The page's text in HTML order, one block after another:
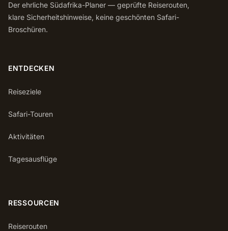
Der ehrliche Südafrika-Planer — geprüfte Reiserouten,
klare Sicherheitshinweise, keine geschönten Safari-
Broschüren.
ENTDECKEN
Reiseziele
Safari-Touren
Aktivitäten
Tagesausflüge
RESSOURCEN
Reiserouten